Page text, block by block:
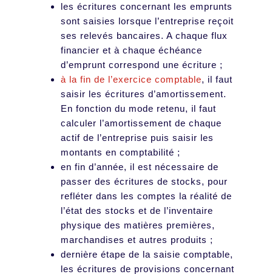
les écritures concernant les emprunts
sont saisies lorsque l’entreprise reçoit
ses relevés bancaires. A chaque flux
financier et à chaque échéance
d’emprunt correspond une écriture ;
à la fin de l’exercice comptable, il faut
saisir les écritures d’amortissement.
En fonction du mode retenu, il faut
calculer l’amortissement de chaque
actif de l’entreprise puis saisir les
montants en comptabilité ;
en fin d’année, il est nécessaire de
passer des écritures de stocks, pour
refléter dans les comptes la réalité de
l’état des stocks et de l’inventaire
physique des matières premières,
marchandises et autres produits ;
dernière étape de la saisie comptable,
les écritures de provisions concernant